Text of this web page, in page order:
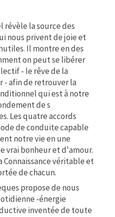
révèle la source des
nous privent de joie et
Il montre en des
on peut se libérer
- le rêve de la
- afin de retrouver la
qui est à notre
de s
Les quatre accords
de conduite capable
notre vie en une
vrai bonheur et d'amour.
Connaissance véritable et
de chacun.
propose de nous
-énergie
inventée de toute